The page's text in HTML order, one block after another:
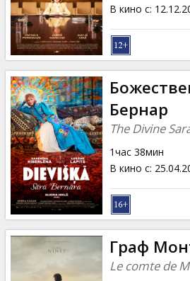
B2B
Клуб
В кино с:
Бернар
The Divine
1час 38мин
В кино с:
Граф
Le comte de